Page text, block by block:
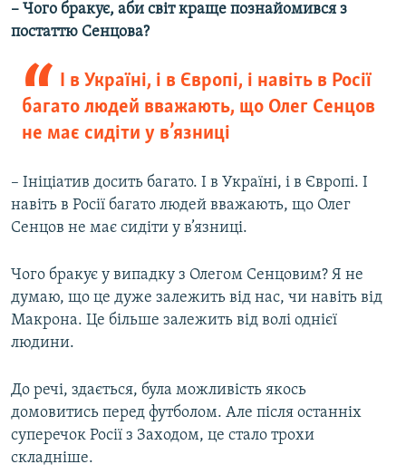
– Чого бракує, аби світ краще познайомився з
постаттю Сенцова?
І в Україні, і в Європі, і навіть в Росії
багато людей вважають, що Олег Сенцов
не має сидіти у в’язниці
– Ініціатив досить багато. І в Україні, і в Європі. І
навіть в Росії багато людей вважають, що Олег
Сенцов не має сидіти у в’язниці.
Чого бракує у випадку з Олегом Сенцовим? Я не
думаю, що це дуже залежить від нас, чи навіть від
Макрона. Це більше залежить від волі однієї
людини.
До речі, здається, була можливість якось
домовитись перед футболом. Але після останніх
суперечок Росії з Заходом, це стало трохи
складніше.